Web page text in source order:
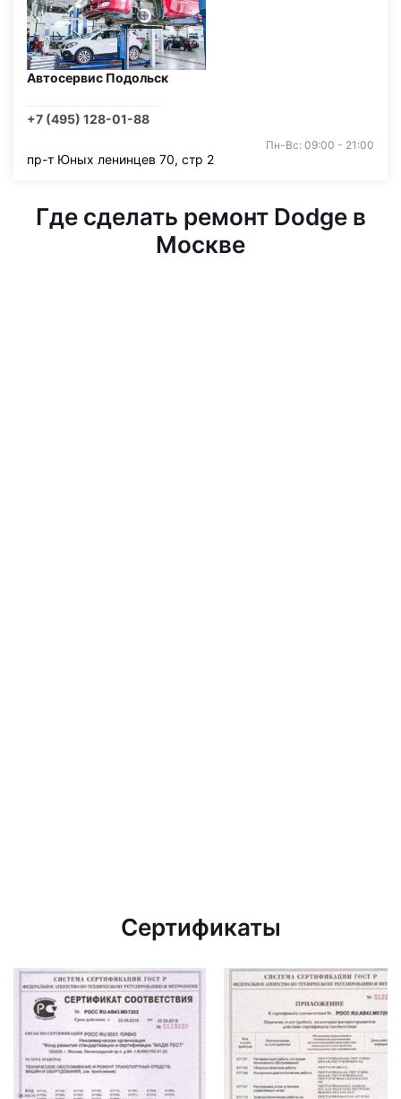
Автосервис Подольск
+7 (495) 128-01-88
Пн-Вс: 09:00 - 21:00
пр-т Юных ленинцев 70, стр 2
Где сделать ремонт Dodge в
Москве
Сертификаты